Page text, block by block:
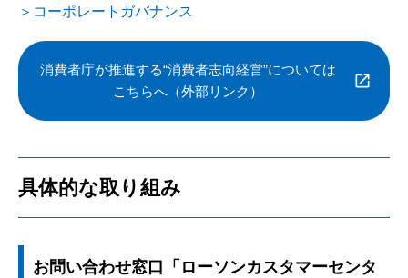
＞コーポレートガバナンス
消費者庁が推進する“消費者志向経営”については
こちらへ（外部リンク）
具体的な取り組み
お問い合わせ窓口「ローソンカスタマーセンタ